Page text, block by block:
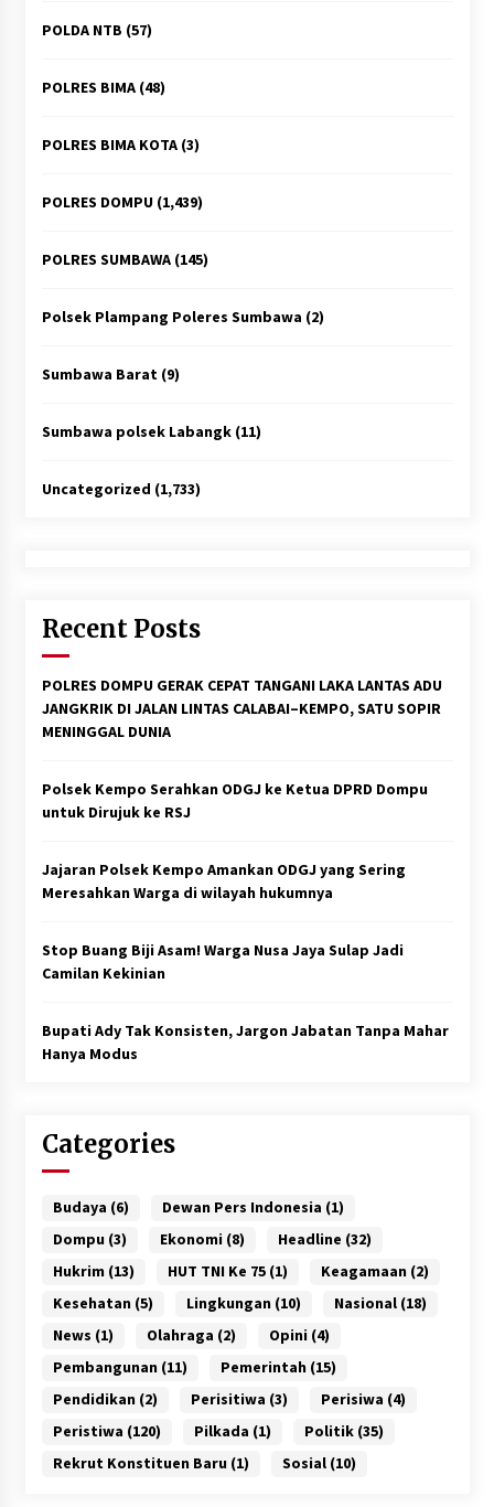
POLDA NTB (57)
POLRES BIMA(48)
POLRES BIMA KOTA(3)
POLRES DOMPU(1,439)
POLRES SUMBAWA(145)
Polsek Plampang Poleres Sumbawa (2)
Sumbawa Barat(9)
Sumbawa polsek Labangk(11)
Uncategorized (1,733)
Recent Posts
POLRES DOMPU GERAK CEPAT TANGANI LAKA LANTAS ADU
JANGKRIK DI JALAN LINTAS CALABAI–KEMPO, SATU SOPIR
MENINGGAL DUNIA
Polsek Kempo Serahkan ODGJ ke Ketua DPRD Dompu
untuk Dirujuk ke RSJ
Jajaran Polsek Kempo Amankan ODGJ yang Sering
Meresahkan Warga di wilayah hukumnya
Stop Buang Biji Asam! Warga Nusa Jaya Sulap Jadi
Camilan Kekinian
Bupati Ady Tak Konsisten, Jargon Jabatan Tanpa Mahar
Hanya Modus
Categories
Budaya (6) Dewan Pers Indonesia (1)
Dompu (3) Ekonomi (8) Headline (32)
Hukrim (13) HUT TNI Ke 75(1) Keagamaan (2)
Kesehatan (5) Lingkungan (10) Nasional(18)
News (1) Olahraga (2) Opini (4)
Pembangunan (11) Pemerintah (15)
Pendidikan (2) Perisitiwa (3) Perisiwa (4)
Peristiwa (120) Pilkada (1) Politik(35)
Rekrut Konstituen Baru (1) Sosial(10)